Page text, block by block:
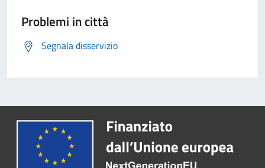
Problemi in città
Segnala disservizio